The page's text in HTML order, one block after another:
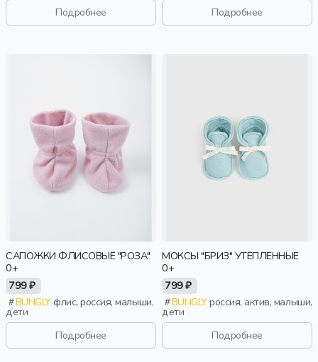
Подробнее
Подробнее
САПОЖКИ ФЛИСОВЫЕ "РОЗА"
0+
799 ₽
BUNGLYфлис, россия, малыши,
дети
Подробнее
МОКСЫ "БРИЗ" УТЕПЛЕННЫЕ
0+
799 ₽
BUNGLYроссия, актив, малыши,
дети
Подробнее